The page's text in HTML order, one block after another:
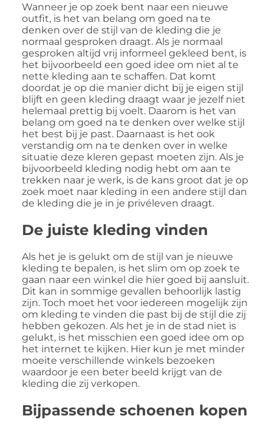
Wanneer je op zoek bent naar een nieuwe
outfit, is het van belang om goed na te
denken over de stijl van de kleding die je
normaal gesproken draagt. Als je normaal
gesproken altijd vrij informeel gekleed bent, is
het bijvoorbeeld een goed idee om niet al te
nette kleding aan te schaffen. Dat komt
doordat je op die manier dicht bij je eigen stijl
blijft en geen kleding draagt waar je jezelf niet
helemaal prettig bij voelt. Daarom is het van
belang om goed na te denken over welke stijl
het best bij je past. Daarnaast is het ook
verstandig om na te denken over in welke
situatie deze kleren gepast moeten zijn. Als je
bijvoorbeeld kleding nodig hebt om aan te
trekken naar je werk, is de kans groot dat je op
zoek moet naar kleding in een andere stijl dan
de kleding die je in je privéleven draagt.
De juiste kleding vinden
Als het je is gelukt om de stijl van je nieuwe
kleding te bepalen, is het slim om op zoek te
gaan naar een winkel die hier goed bij aansluit.
Dit kan in sommige gevallen behoorlijk lastig
zijn. Toch moet het voor iedereen mogelijk zijn
om kleding te vinden die past bij de stijl die zij
hebben gekozen. Als het je in de stad niet is
gelukt, is het misschien een goed idee om op
het internet te kijken. Hier kun je met minder
moeite verschillende winkels bezoeken
waardoor je een beter beeld krijgt van de
kleding die zij verkopen.
Bijpassende schoenen kopen